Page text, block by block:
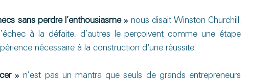
sans perdre l’enthousiasme » nous disait Winston Churchill.
à la défaite, d’autres le perçoivent comme une étape
nécessaire à la construction d'une réussite.
» n’est pas un mantra que seuls de grands entrepreneurs